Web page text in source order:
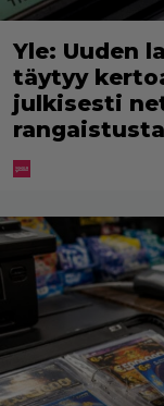
Yle: Uuden
täytyy
julkisesti